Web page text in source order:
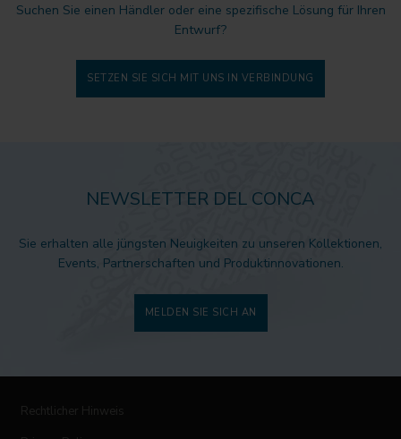
Suchen Sie einen Händler oder eine spezifische Lösung für Ihren
Entwurf?
SETZEN SIE SICH MIT UNS IN VERBINDUNG
NEWSLETTER DEL CONCA
Sie erhalten alle jüngsten Neuigkeiten zu unseren Kollektionen,
Events, Partnerschaften und Produktinnovationen.
MELDEN SIE SICH AN
Rechtlicher Hinweis